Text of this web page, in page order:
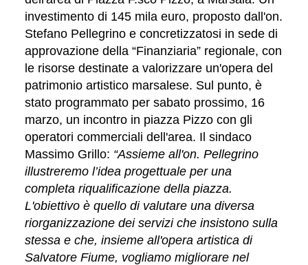
investimento di 145 mila euro, proposto dall'on.
Stefano Pellegrino e concretizzatosi in sede di
approvazione della “Finanziaria” regionale, con
le risorse destinate a valorizzare un'opera del
patrimonio artistico marsalese. Sul punto, è
stato programmato per sabato prossimo, 16
marzo, un incontro in piazza Pizzo con gli
operatori commerciali dell'area. Il sindaco
Massimo Grillo: “Assieme all'on. Pellegrino
illustreremo l’idea progettuale per una
completa riqualificazione della piazza.
L'obiettivo è quello di valutare una diversa
riorganizzazione dei servizi che insistono sulla
stessa e che, insieme all'opera artistica di
Salvatore Fiume, vogliamo migliorare nel